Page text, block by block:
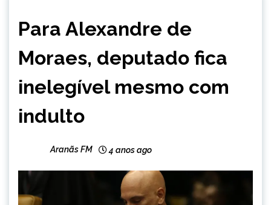
NOTÍCIAS
Para Alexandre de
Moraes, deputado fica
inelegível mesmo com
indulto
Aranãs FM 4 anos ago